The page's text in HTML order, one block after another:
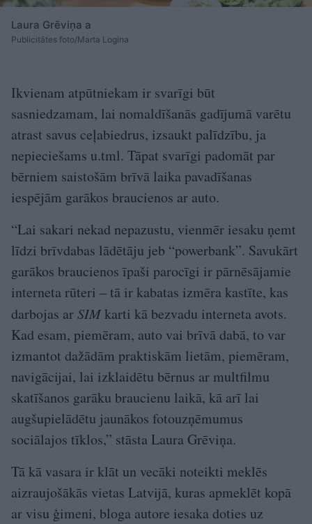
Laura Grēviņa a
Publicitātes foto/Marta Logina
Ikvienam atpūtniekam ir svarīgi būt
sasniedzamam, lai nomaldīšanās gadījumā varētu
atrast savus ceļabiedrus, izsaukt palīdzību, ja
nepieciešams u.tml. Tāpat svarīgi padomāt par
bērniem saistošām brīvā laika pavadīšanas
iespējām garākos braucienos ar auto.
“Lai sakari nekad nepazustu, vienmēr iesaku ņemt
līdzi brīvdabas lādētāju jeb “powerbank”. Savukārt
garākos braucienos īpaši parocīgi ir pārnēsājamie
interneta rūteri – tā ir kabatas izmēra kastīte, kas
darbojas arSIM karti kā bezvadu interneta avots.
Kad esam, piemēram, auto vai brīvā dabā, to var
izmantot dažādām praktiskām lietām, piemēram,
navigācijai, lai izklaidētu bērnus ar multfilmu
skatīšanos garāku braucienu laikā, kā arī lai
augšupielādētu jaunākos fotouzņēmumus
sociālajos tīklos,” stāsta Laura Grēviņa.
Tā kā vasara ir klāt un vecāki noteikti meklēs
aizraujošākās vietas Latvijā, kuras apmeklēt kopā
ar visu ģimeni, bloga autore iesaka doties uz